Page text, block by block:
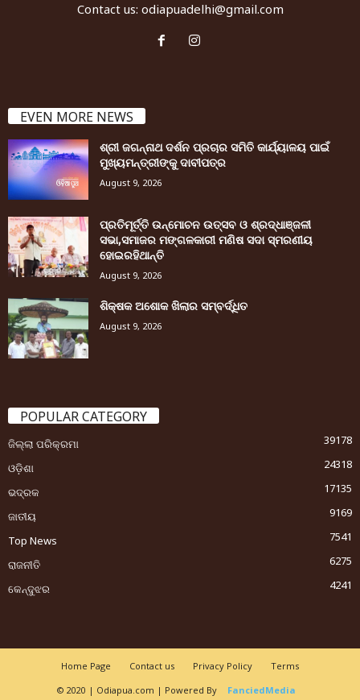
Contact us: odiapuadelhi@gmail.com
EVEN MORE NEWS
ଶ୍ରୀ ଜଗନ୍ନାଥ ଦର୍ଶନ ପ୍ରଚାର ସମିତି କାର୍ଯ୍ୟାଳୟ ପାଇଁ
ମୁଖ୍ୟମନ୍ତ୍ରୀଙ୍କୁ ଦାବୀପତ୍ର
August 9, 2026
ପ୍ରତିମୂର୍ତ୍ତି ଉନ୍ମୋଚନ ଉତ୍ସବ ଓ ଶ୍ରଦ୍ଧାଞ୍ଜଳୀ
ସଭା,ସମାଜର ମଙ୍ଗଳକାରୀ ମଣିଷ ସଦା ସ୍ମରଣୀୟ
ହୋଇରହିଥାନ୍ତି
August 9, 2026
ଶିକ୍ଷକ ଅଶୋକ ଖିଲାର ସମ୍ବର୍ଦ୍ଧିତ
August 9, 2026
POPULAR CATEGORY
ଜିଲ୍ଲା ପରିକ୍ରମା
39178
ଓଡ଼ିଶା
24318
ଭଦ୍ରକ
17135
ଜାତୀୟ
9169
Top News
7541
ରାଜନୀତି
6275
କେନ୍ଦୁଝର
4241
Home Page Contact us Privacy Policy
Terms
© 2020 | Odiapua.com | Powered By
FanciedMedia